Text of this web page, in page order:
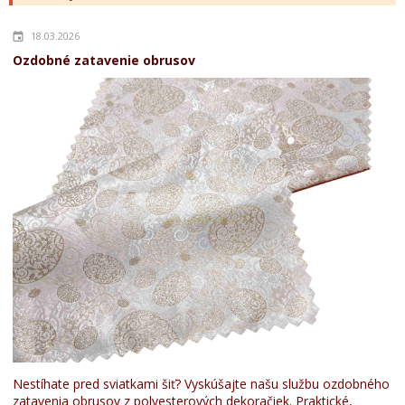
18.03.2026
Ozdobné zatavenie obrusov
Nestíhate pred sviatkami šiť? Vyskúšajte našu službu ozdobného
zatavenia obrusov z polyesterových dekoračiek. Praktické,